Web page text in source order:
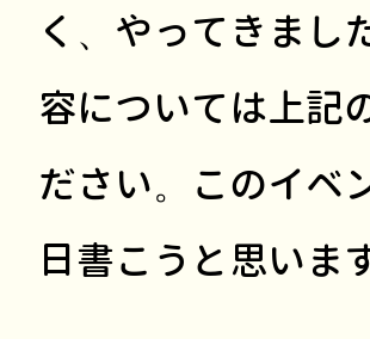
く、やってきまし
容については上記
ださい。このイベ
日書こうと思いま